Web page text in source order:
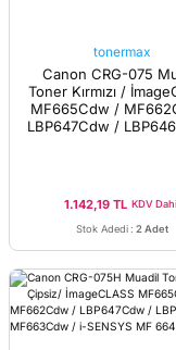
tonermax
Canon CRG-075
Toner Kırmızı /
MF665Cdw /
LBP647Cdw /
1.142,19 TL KDV
Stok Adedi : 2 Adet